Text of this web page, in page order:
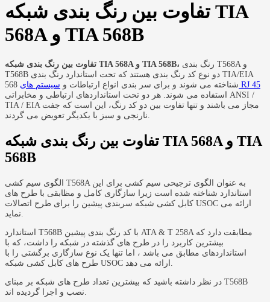
تفاوت بین رنگ بندی شبکه TIA
568A و TIA 568B
تفاوت بین رنگ بندی شبکه TIA 568A و TIA 568B، رنگ بندی T568A و
T568B دو نوع کد رنگ بندی هستند که تحت استاندارد رنگ بندی TIA/EIA
568 شناخته می شوند و برای سر بندی انواع ارتباطات و سیستم های RJ 45
استفاده می شوند. هر دو تحت استانداردهای ارتباطی و مخابراتی ANSI /
TIA / EIA مجاز می باشند و تنها تفاوت بین دو کد رنگ، این است که جفت
تفاوت بین رنگ بندی شبکه TIA 568A و TIA
568B
الگوی سیم کشی T568A به عنوان الگوی ترجیحی سیم کشی برای این
استاندارد شناخته شده است زیرا سازگاری کامل و مظابقی با طرح های
کابل کشی شبکه سربندی پیشین را برای طرح اتصالات USOC ارائه می
استاندارد T568B با کد رنگ بندی پیشین ATA & T 258A مطابقت دارد که
بیشترین کاربرد را در طرح های گذشته در شبکه را داشت، که با
استانداردهای مطابق می باشد ، اما تنها یک نوع سازگاری برگشتی را با
در نظر داشته باشید که بیشترین تعداد طرح های شبکه بر مبنای T568B